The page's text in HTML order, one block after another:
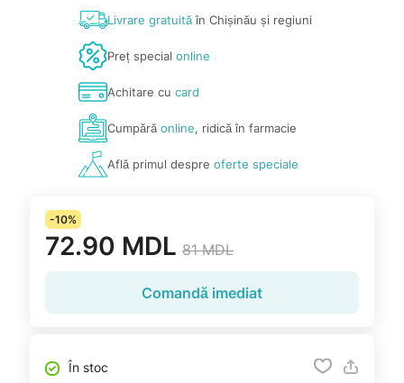
Livrare gratuităîn Chișinău și regiuni
Preț special online
Achitare cu card
Cumpărăonline, ridică în farmacie
Află primul despre oferte speciale
-10%
72.90 MDL 81 MDL
Comandă imediat
În stoc